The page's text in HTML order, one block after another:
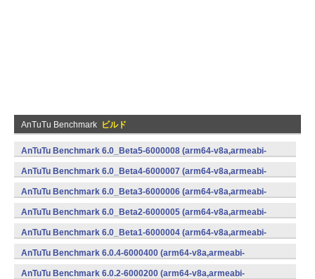
AnTuTu Benchmark ビルド
AnTuTu Benchmark 6.0_Beta5-6000008 (arm64-v8a,armeabi-
v7a,x86,x86_64) (Android)
AnTuTu Benchmark 6.0_Beta4-6000007 (arm64-v8a,armeabi-
v7a,x86,x86_64) (Android)
AnTuTu Benchmark 6.0_Beta3-6000006 (arm64-v8a,armeabi-
v7a,x86,x86_64) (Android)
AnTuTu Benchmark 6.0_Beta2-6000005 (arm64-v8a,armeabi-
v7a,x86,x86_64) (Android)
AnTuTu Benchmark 6.0_Beta1-6000004 (arm64-v8a,armeabi-
v7a,x86,x86_64) (Android)
AnTuTu Benchmark 6.0.4-6000400 (arm64-v8a,armeabi-
v7a,x86,x86_64) (Android)
AnTuTu Benchmark 6.0.2-6000200 (arm64-v8a,armeabi-